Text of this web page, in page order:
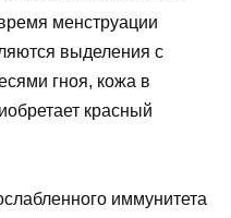
менструации
выделения с
гноя, кожа в
красный
иммунитета